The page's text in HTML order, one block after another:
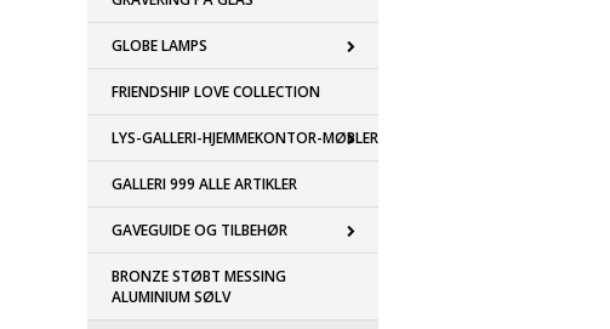
GLOBE LAMPS
FRIENDSHIP LOVE COLLECTION
LYS-GALLERI-HJEMMEKONTOR-MØBLER
GALLERI 999 ALLE ARTIKLER
GAVEGUIDE OG TILBEHØR
BRONZE STØBT MESSING
ALUMINIUM SØLV